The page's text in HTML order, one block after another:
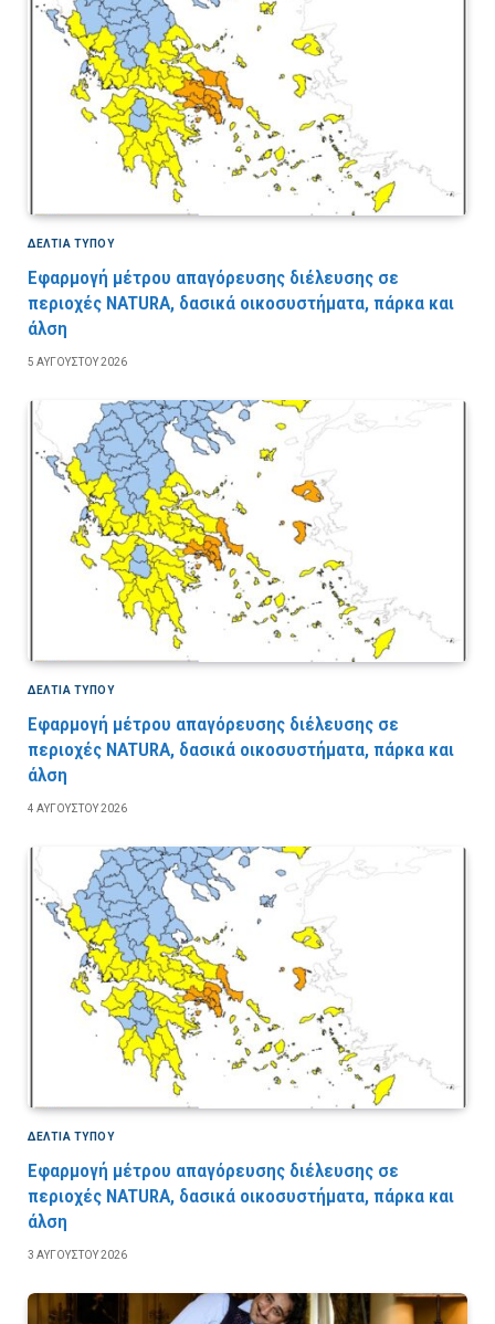
ΔΕΛΤΙΑ ΤΥΠΟΥ
Εφαρμογή μέτρου απαγόρευσης διέλευσης σε
περιοχές NATURA, δασικά οικοσυστήματα, πάρκα και
άλση
5 ΑΥΓΟΎΣΤΟΥ 2026
ΔΕΛΤΙΑ ΤΥΠΟΥ
Εφαρμογή μέτρου απαγόρευσης διέλευσης σε
περιοχές NATURA, δασικά οικοσυστήματα, πάρκα και
άλση
4 ΑΥΓΟΎΣΤΟΥ 2026
ΔΕΛΤΙΑ ΤΥΠΟΥ
Εφαρμογή μέτρου απαγόρευσης διέλευσης σε
περιοχές NATURA, δασικά οικοσυστήματα, πάρκα και
άλση
3 ΑΥΓΟΎΣΤΟΥ 2026